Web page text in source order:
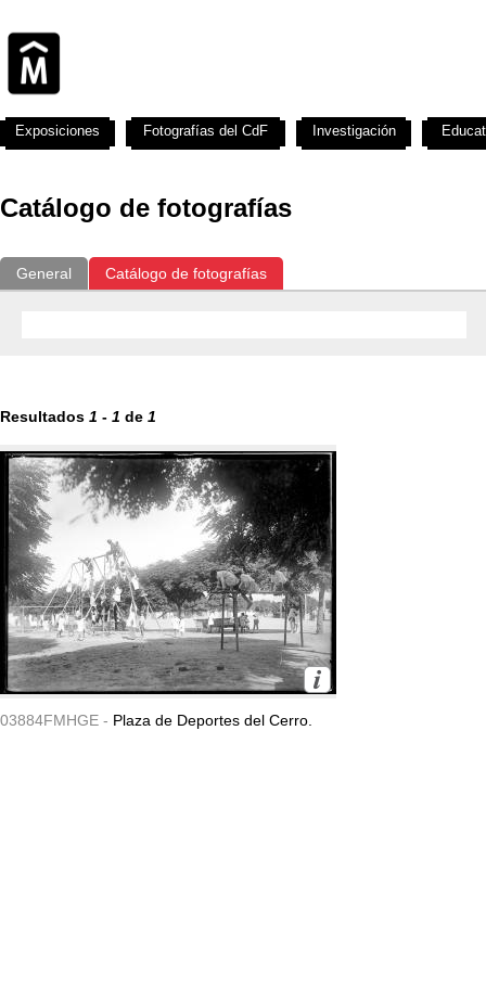
Catálogo de fotografías
General Catálogo de fotografías
Resultados 1 - 1 de 1
03884FMHGE - Plaza de Deportes del Cerro.
Exposiciones Fotografías del CdF Investigación